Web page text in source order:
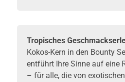
Tropisches
Kokos-Kern in den Bounty
entführt Ihre Sinne auf eine
– für alle, die von